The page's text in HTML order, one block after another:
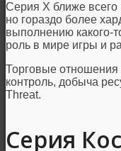
Серия X ближе
но гораздо более
выполнению какого-
роль в мире игры и
Торговые
контроль, добыча
Threat.
Серия